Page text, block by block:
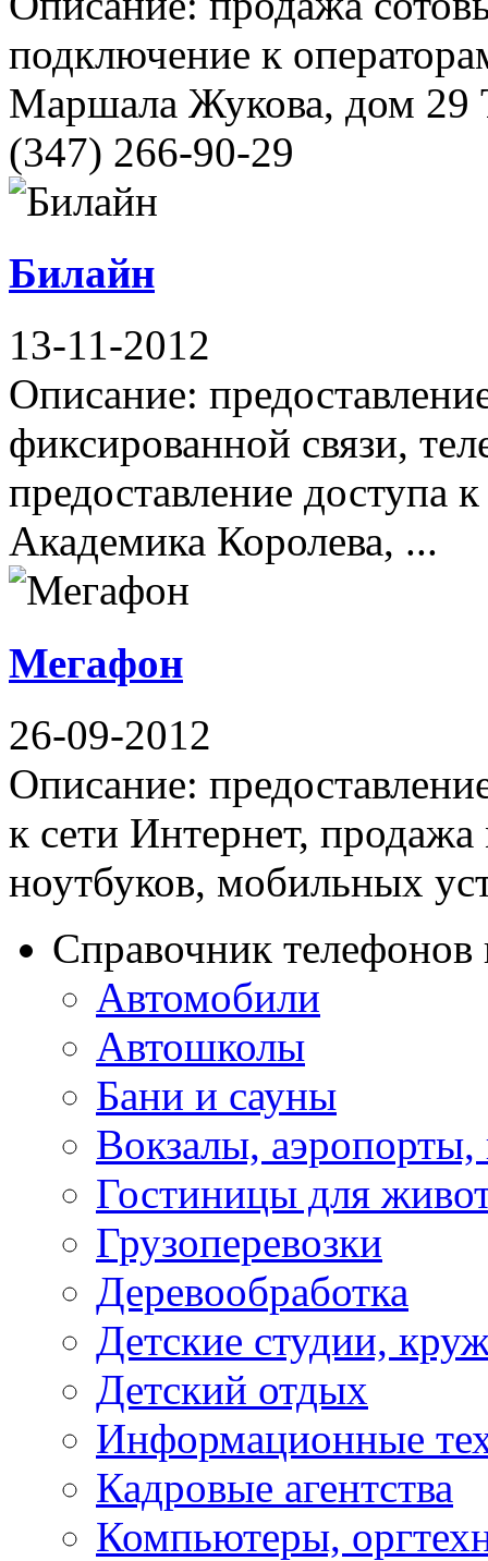
подключение к
Маршала Жукова, дом 29
(347) 266-90-29
Билайн
13-11-2012
Описание:
фиксированной связи,
предоставление доступа
Академика Королева, ...
Мегафон
26-09-2012
Описание:
к сети Интернет,
ноутбуков, мобильных
Справочник
Автомобили
Автошколы
Бани и сауны
Вокзалы,
Гостиницы для
Грузоперевозки
Деревообработка
Детские студии,
Детский отдых
Информационные
Кадровые агентства
Компьютеры,